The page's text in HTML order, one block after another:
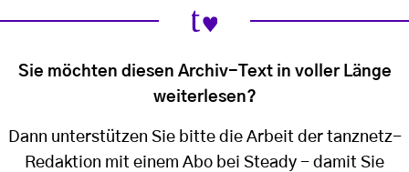
Sie möchten diesen Archiv-Text in voller Länge
weiterlesen?
Dann unterstützen Sie bitte die Arbeit der tanznetz-
Redaktion mit einem Abo bei Steady - damit Sie